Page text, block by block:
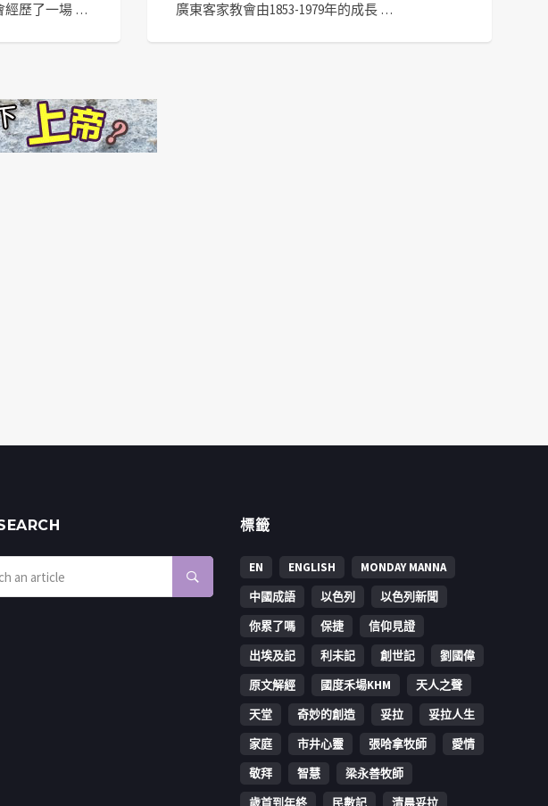
經歷了一場 … 廣東客家教會由1853-1979年的成長 …
標籤
EN ENGLISH
MONDAY MANNA
中國成語
以色列
以色列新聞
你累了嗎
保捷
信仰見證
出埃及記
利未記 創世記
劉國偉
原文解經
國度禾場KHM
天人之聲
天堂
奇妙的創造 妥拉
妥拉人生
家庭
市井心靈 張哈拿牧師
愛情
敬拜
智慧
梁永善牧師
歳首到年終
民數記 清晨妥拉